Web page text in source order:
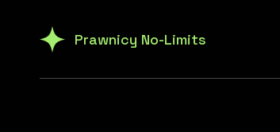
Prawnicy No-Limits